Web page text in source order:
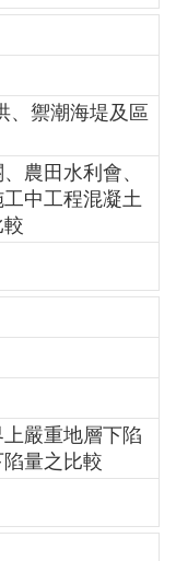
、禦潮海堤及區
農田水利會、
中工程混凝土
嚴重地層下陷
量之比較